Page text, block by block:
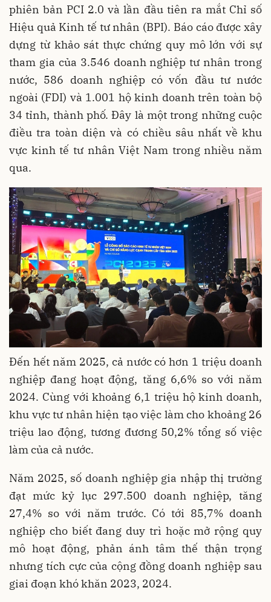
phiên bản PCI 2.0 và lần đầu tiên ra mắt Chỉ số
Hiệu quả Kinh tế tư nhân (BPI). Báo cáo được xây
dựng từ khảo sát thực chứng quy mô lớn với sự
tham gia của 3.546 doanh nghiệp tư nhân trong
nước, 586 doanh nghiệp có vốn đầu tư nước
ngoài (FDI) và 1.001 hộ kinh doanh trên toàn bộ
34 tỉnh, thành phố. Đây là một trong những cuộc
điều tra toàn diện và có chiều sâu nhất về khu
vực kinh tế tư nhân Việt Nam trong nhiều năm
qua.
Đến hết năm 2025, cả nước có hơn 1 triệu doanh
nghiệp đang hoạt động, tăng 6,6% so với năm
2024. Cùng với khoảng 6,1 triệu hộ kinh doanh,
khu vực tư nhân hiện tạo việc làm cho khoảng 26
triệu lao động, tương đương 50,2% tổng số việc
làm của cả nước.
Năm 2025, số doanh nghiệp gia nhập thị trường
đạt mức kỷ lục 297.500 doanh nghiệp, tăng
27,4% so với năm trước. Có tới 85,7% doanh
nghiệp cho biết đang duy trì hoặc mở rộng quy
mô hoạt động, phản ánh tâm thế thận trọng
nhưng tích cực của cộng đồng doanh nghiệp sau
giai đoạn khó khăn 2023, 2024.